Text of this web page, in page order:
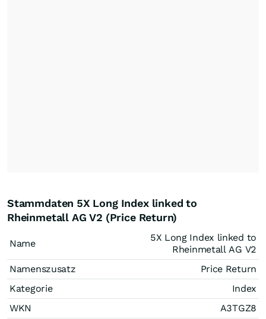
Stammdaten 5X Long Index linked to
Rheinmetall AG V2 (Price Return)
Name
5X Long Index linked to
Rheinmetall AG V2
Namenszusatz
Price Return
Kategorie
Index
WKN
A3TGZ8